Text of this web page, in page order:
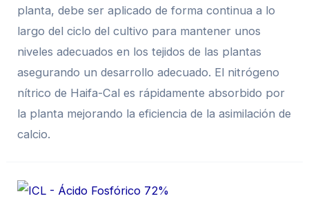
planta, debe ser aplicado de forma continua a lo
largo del ciclo del cultivo para mantener unos
niveles adecuados en los tejidos de las plantas
asegurando un desarrollo adecuado. El nitrógeno
nítrico de Haifa-Cal es rápidamente absorbido por
la planta mejorando la eficiencia de la asimilación de
calcio.